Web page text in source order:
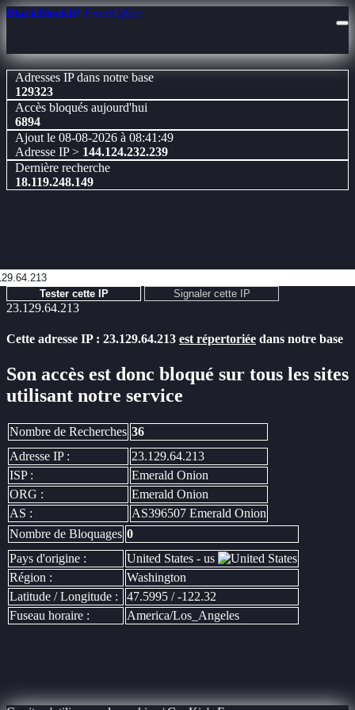
BlackBlockIP FrontOffice
Adresses IP dans notre base
129323
Accès bloqués aujourd'hui
6894
Ajout le 08-08-2026 à 08:41:49
Adresse IP > 144.124.232.239
Dernière recherche
18.119.248.149
Tester cette IP Signaler cette IP
23.129.64.213
Cette adresse IP : 23.129.64.213 est répertoriée dans notre base
Son accès est donc bloqué sur tous les sites
utilisant notre service
Nombre de Recherches 36
Adresse IP :
23.129.64.213
ISP :
Emerald Onion
ORG :
Emerald Onion
AS :
AS396507 Emerald Onion
Nombre de Bloquages 0
Pays d'origine :
United States - us
Région :
Washington
Latitude / Longitude :
47.5995 / -122.32
Fuseau horaire :
America/Los_Angeles